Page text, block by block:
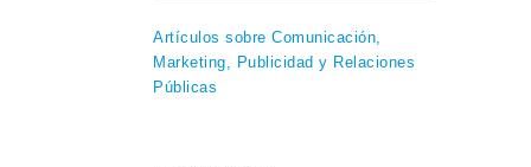
Artículos sobre Comunicación,
Marketing, Publicidad y Relaciones
Públicas